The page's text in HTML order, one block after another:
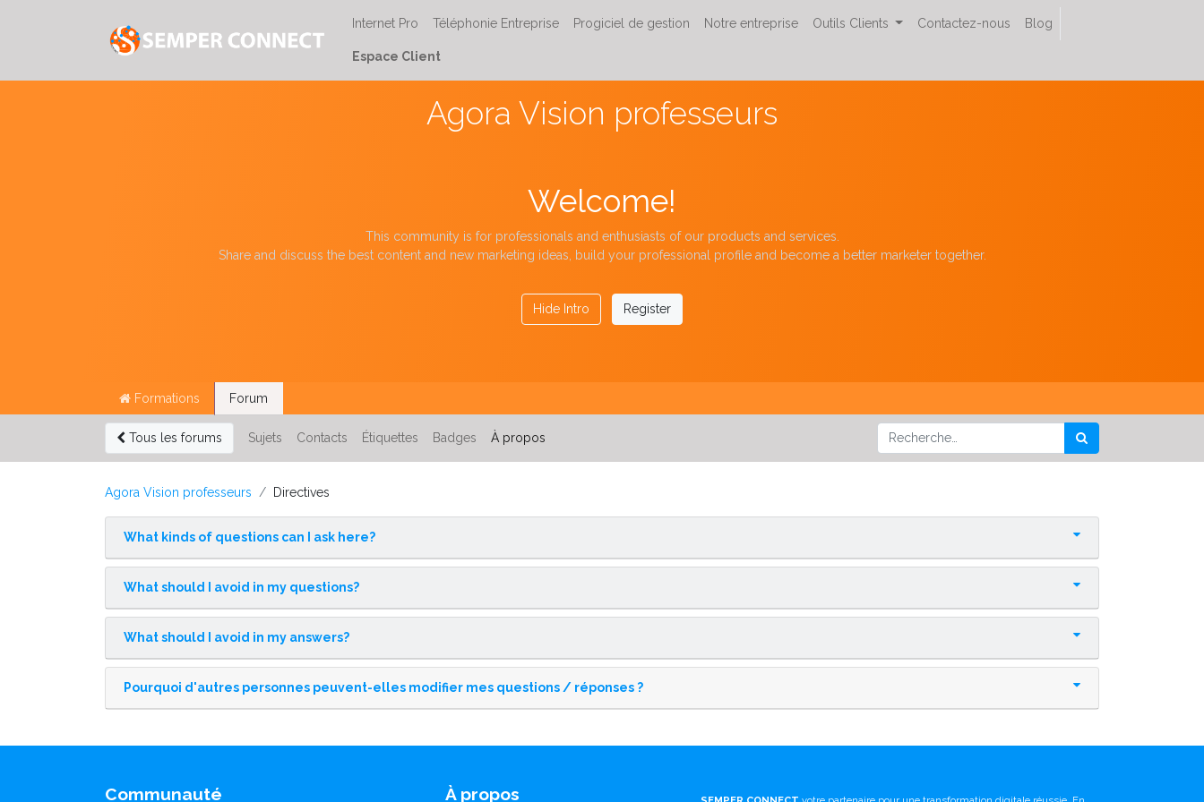
Internet Pro Téléphonie Entreprise Progiciel de gestion Notre entreprise Outils Clients Contactez-nous Blog
Espace Client
Agora Vision professeurs
Welcome!
This community is for professionals and enthusiasts of our products and services.
Share and discuss the best content and new marketing ideas, build your professional profile and become a better marketer together.
Hide Intro Register
Formations Forum
Tous les forums Sujets Contacts Étiquettes Badges À propos
Agora Vision professeurs Directives
What kinds of questions can I ask here?
What should I avoid in my questions?
What should I avoid in my answers?
Pourquoi d'autres personnes peuvent-elles modifier mes questions / réponses ?
Communauté À propos